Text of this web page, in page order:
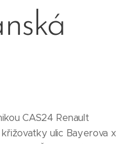
CAS24 Renault
ulic Bayerova x